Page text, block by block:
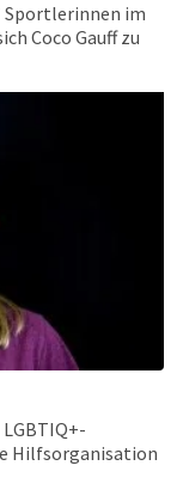
Sportlerinnen im
Coco Gauff zu
Hilfsorganisation